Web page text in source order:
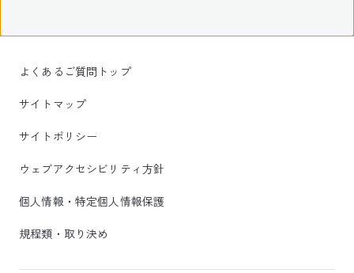
よくあるご質問トップ
サイトマップ
サイトポリシー
ウェブアクセシビリティ方針
個人情報・特定個人情報保護
規程類・取り決め